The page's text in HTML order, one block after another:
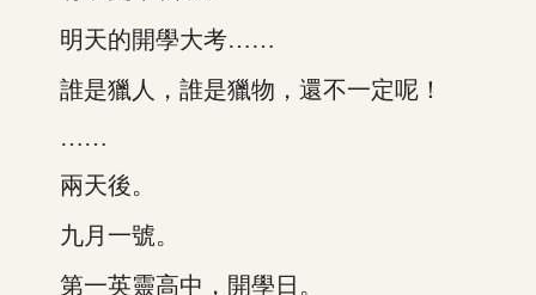
明天的開學大考……
誰是獵人，誰是獵物，還不一定呢！
……
兩天後。
九月一號。
第一英靈高中，開學日。